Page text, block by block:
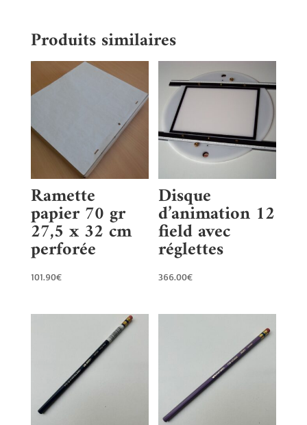
Produits similaires
Ramette
papier 70 gr
27,5 x 32 cm
perforée
101.90€
Disque
d’animation 12
field avec
réglettes
366.00€